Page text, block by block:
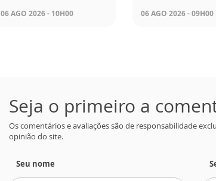
06 AGO 2026 - 10H00 06 AGO 2026 - 09H00
Seja o primeiro a
Os comentários e avaliações são de responsabilidade
opinião do site.
Seu nome